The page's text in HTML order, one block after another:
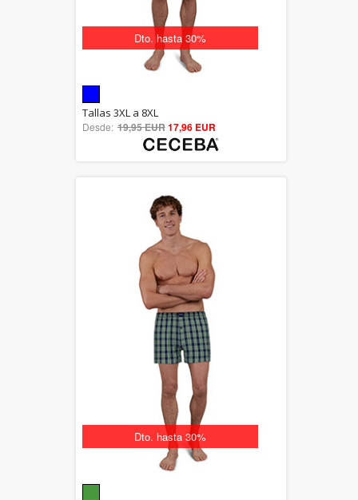
Dto. hasta 30%
5.00
out of 5
Tallas 3XL a 8XL
Desde: 19,95 EUR17,96 EUR
Dto. hasta 30%